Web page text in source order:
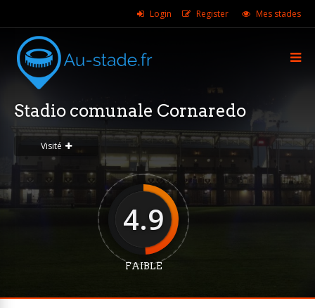
Login Register Mes stades
Stadio comunale Cornaredo
Visité
4.9
FAIBLE